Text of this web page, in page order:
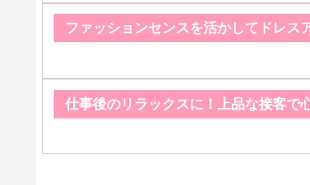
ファッションセンスを活かしてドレス
仕事後のリラックスに！上品な接客で